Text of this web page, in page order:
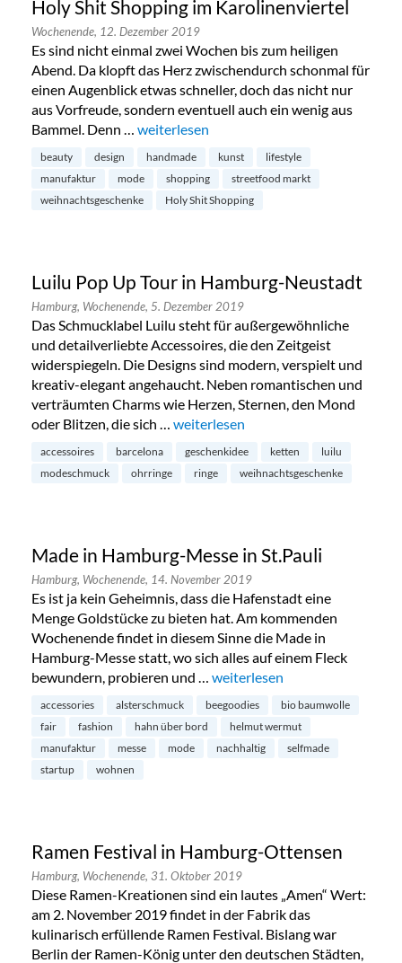
Holy Shit Shopping im Karolinenviertel
Wochenende, 12. Dezember 2019
Es sind nicht einmal zwei Wochen bis zum heiligen
Abend. Da klopft das Herz zwischendurch schonmal für
einen Augenblick etwas schneller, doch das nicht nur
aus Vorfreude, sondern eventuell auch ein wenig aus
Bammel. Denn … „Holy Shit Shopping im Karolinenviertel“
weiterlesen
beauty design handmade kunst
lifestyle
manufaktur
mode shopping
streetfood markt
weihnachtsgeschenke
Holy Shit Shopping
Luilu Pop Up Tour in Hamburg-Neustadt
Hamburg, Wochenende, 5. Dezember 2019
Das Schmucklabel Luilu steht für außergewöhnliche
und detailverliebte Accessoires, die den Zeitgeist
widerspiegeln. Die Designs sind modern, verspielt und
kreativ-elegant angehaucht. Neben romantischen und
verträumten Charms wie Herzen, Sternen, den Mond
oder Blitzen, die sich … „Luilu Pop Up Tour in Hamburg-
weiterlesen
accessoires barcelona geschenkidee ketten
luilu
modeschmuck
ohrringe ringe weihnachtsgeschenke
Made in Hamburg-Messe in St.Pauli
Hamburg, Wochenende, 14. November 2019
Es ist ja kein Geheimnis, dass die Hafenstadt eine
Menge Goldstücke zu bieten hat. Am kommenden
Wochenende findet in diesem Sinne die Made in
Hamburg-Messe statt, wo sich alles auf einem Fleck
bewundern, probieren und … „Made in Hamburg-Messe in
weiterlesen
accessories alsterschmuck beegoodies
bio baumwolle
fair
fashion hahn über bord
helmut wermut
manufaktur
messe mode nachhaltig
selfmade
startup
wohnen
Ramen Festival in Hamburg-Ottensen
Hamburg, Wochenende, 31. Oktober 2019
Diese Ramen-Kreationen sind ein lautes „Amen“ Wert:
am 2. November 2019 findet in der Fabrik das
kulinarisch erfüllende Ramen Festival. Bislang war
Berlin der Ramen-König unter den deutschen Städten,